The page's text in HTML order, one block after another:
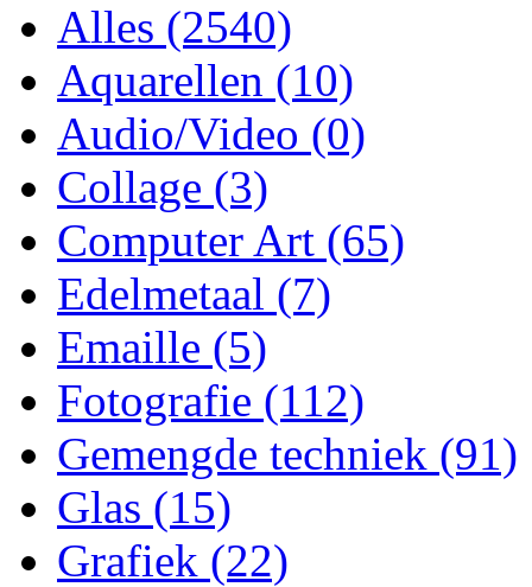
Alles (2540)
Aquarellen (10)
Audio/Video (0)
Collage (3)
Computer Art (65)
Edelmetaal (7)
Emaille (5)
Fotografie (112)
Gemengde techniek (91)
Glas (15)
Grafiek (22)